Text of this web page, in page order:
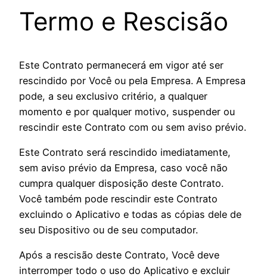
Termo e Rescisão
Este Contrato permanecerá em vigor até ser
rescindido por Você ou pela Empresa. A Empresa
pode, a seu exclusivo critério, a qualquer
momento e por qualquer motivo, suspender ou
rescindir este Contrato com ou sem aviso prévio.
Este Contrato será rescindido imediatamente,
sem aviso prévio da Empresa, caso você não
cumpra qualquer disposição deste Contrato.
Você também pode rescindir este Contrato
excluindo o Aplicativo e todas as cópias dele de
seu Dispositivo ou de seu computador.
Após a rescisão deste Contrato, Você deve
interromper todo o uso do Aplicativo e excluir